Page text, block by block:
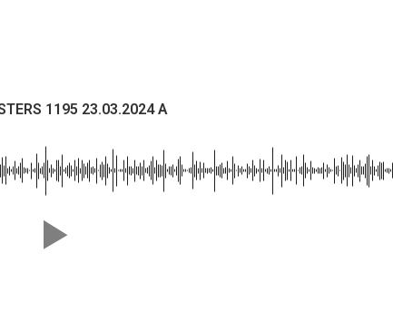
1195 23.03.2024 A